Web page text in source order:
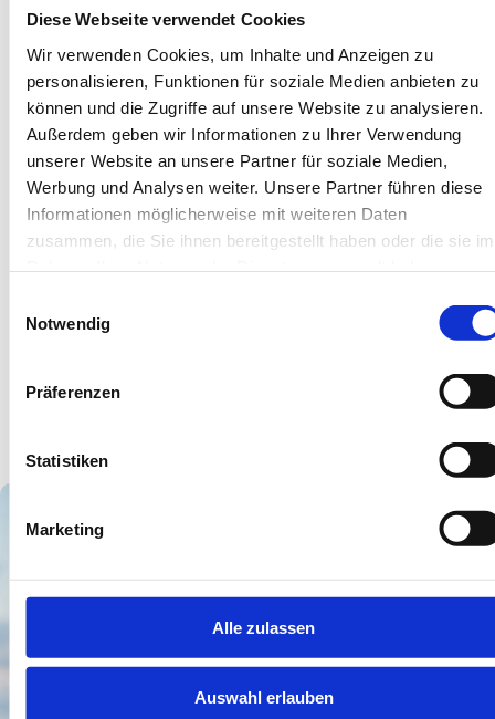
Diese Webseite verwendet Cookies
Wir verwenden Cookies, um Inhalte und Anzeigen zu
personalisieren, Funktionen für soziale Medien anbieten zu
können und die Zugriffe auf unsere Website zu analysieren.
Außerdem geben wir Informationen zu Ihrer Verwendung
unserer Website an unsere Partner für soziale Medien,
Werbung und Analysen weiter. Unsere Partner führen diese
Informationen möglicherweise mit weiteren Daten
zusammen, die Sie ihnen bereitgestellt haben oder die sie im
Notwendig
Präferenzen
Statistiken
Marketing
Alle zulassen
Auswahl erlauben
Einkaufsmöglichkeiten sowie gemütlichen Cafès und
Restaurants befindet sich ebenfalls nur wenige Meter
entfernt. Mit bis zu sechs Personen können Sie im
"Ferienhaus Heiler Hus" einen fantastischen Urlaub auf
Wangerooge verbringen!
Wir sind für Sie
da.
Bei Fragen & Wünschen zu
Büros vor Ort oder